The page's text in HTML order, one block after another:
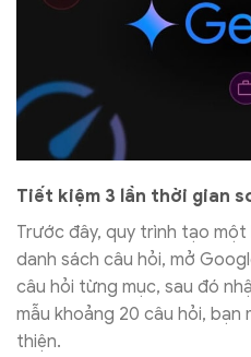
Tiết kiệm 3 lần thời gian
Trước đây, quy trình tạo
danh sách câu hỏi, mở
câu hỏi từng mục, sau đó
mẫu khoảng 20 câu hỏi,
thiện.